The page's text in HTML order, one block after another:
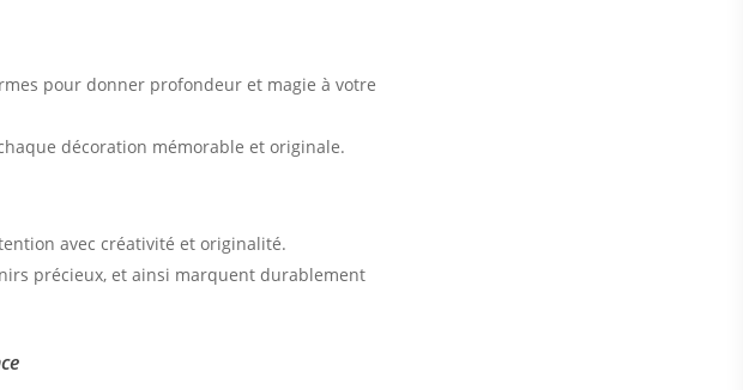
pour donner profondeur et magie à votre
décoration mémorable et originale.
avec créativité et originalité.
précieux, et ainsi marquent durablement